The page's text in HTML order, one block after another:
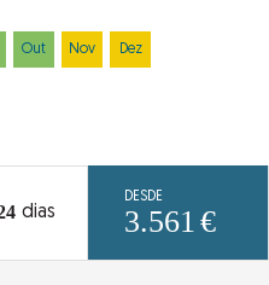
Out Nov Dez
dias
DESDE
3.561€